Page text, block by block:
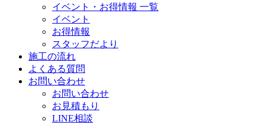
イベント・お得情報 一覧
イベント
お得情報
スタッフだより
施工の流れ
よくある質問
お問い合わせ
お問い合わせ
お見積もり
LINE相談